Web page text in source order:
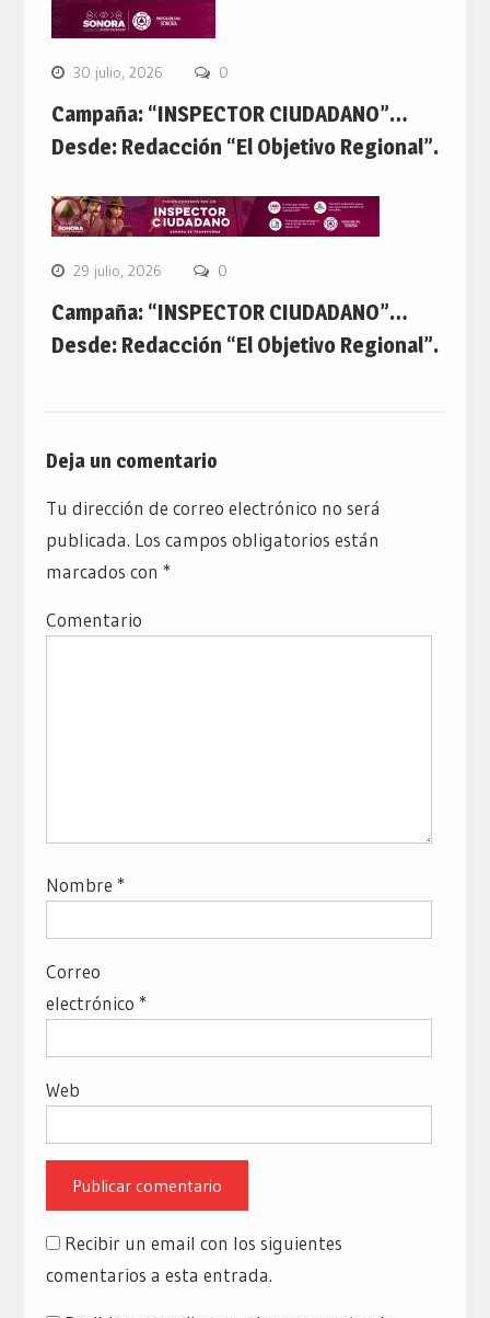
30 julio, 2026 0
Campaña: “INSPECTOR CIUDADANO”…
Desde: Redacción “El Objetivo Regional”.
29 julio, 2026 0
Campaña: “INSPECTOR CIUDADANO”…
Desde: Redacción “El Objetivo Regional”.
Deja un comentario
Tu dirección de correo electrónico no será
publicada. Los campos obligatorios están
marcados con *
Comentario
Nombre *
Correo
electrónico *
Web
Recibir un email con los siguientes
comentarios a esta entrada.